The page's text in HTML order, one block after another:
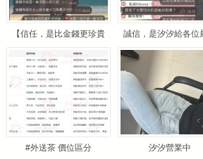
【信任，是比金錢更珍貴 誠信，是汐汐給各位
#外送茶 價位區分 汐汐營業中